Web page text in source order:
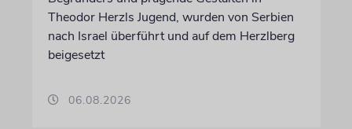
Theodor Herzls Jugend, wurden von Serbien
nach Israel überführt und auf dem Herzlberg
beigesetzt
06.08.2026